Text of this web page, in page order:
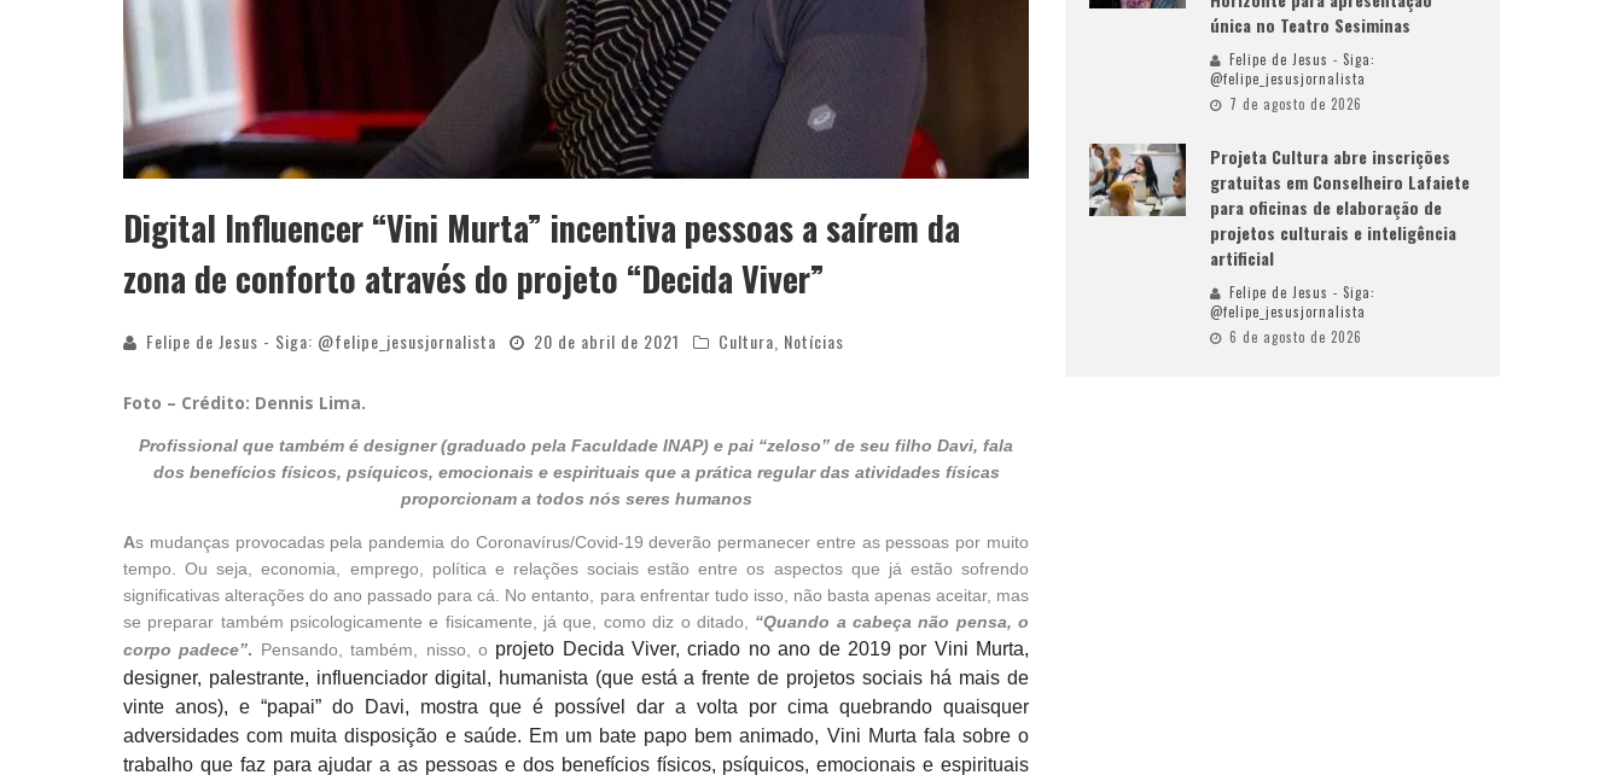
Digital Influencer “Vini Murta” incentiva pessoas a saírem da
zona de conforto através do projeto “Decida Viver”
Felipe de Jesus - Siga: @felipe_jesusjornalista 20 de abril de 2021 Cultura Notícias
Foto – Crédito: Dennis Lima.
Profissional que também é designer (graduado pela Faculdade INAP) e pai “zeloso” de seu filho Davi, fala
dos benefícios físicos, psíquicos, emocionais e espirituais que a prática regular das atividades físicas
proporcionam a todos nós seres humanos
As mudanças provocadas pela pandemia do Coronavírus/Covid-19 deverão permanecer entre as pessoas por muito
tempo. Ou seja, economia, emprego, política e relações sociais estão entre os aspectos que já estão sofrendo
significativas alterações do ano passado para cá. No entanto, para enfrentar tudo isso, não basta apenas aceitar, mas
se preparar também psicologicamente e fisicamente, já que, como diz o ditado, “Quando a cabeça não pensa, o
corpo padece”. Pensando, também, nisso, o projeto Decida Viver, criado no ano de 2019 por Vini Murta,
designer, palestrante, influenciador digital, humanista (que está a frente de projetos sociais há mais de
vinte anos), e “papai” do Davi, mostra que é possível dar a volta por cima quebrando quaisquer
adversidades com muita disposição e saúde. Em um bate papo bem animado, Vini Murta fala sobre o
trabalho que faz para ajudar a as pessoas e dos benefícios físicos, psíquicos, emocionais e espirituais
única no Teatro Sesiminas
Felipe de Jesus - Siga:
@felipe_jesusjornalista
7 de agosto de 2026
Projeta Cultura abre inscrições
gratuitas em Conselheiro Lafaiete
para oficinas de elaboração de
projetos culturais e inteligência
artificial
Felipe de Jesus - Siga:
@felipe_jesusjornalista
6 de agosto de 2026